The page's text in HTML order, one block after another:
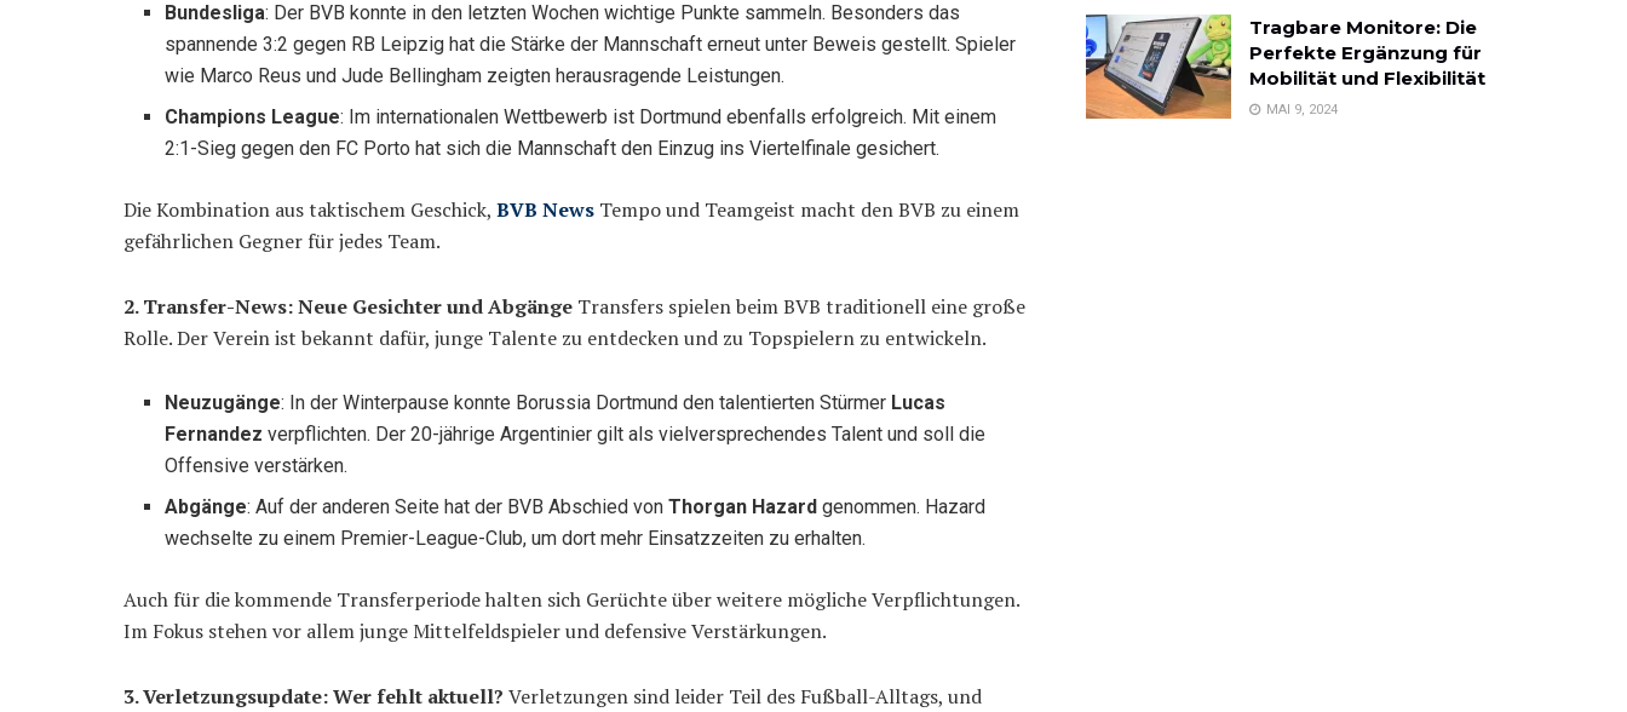
Bundesliga: Der BVB konnte in den letzten Wochen wichtige Punkte sammeln. Besonders das
spannende 3:2 gegen RB Leipzig hat die Stärke der Mannschaft erneut unter Beweis gestellt. Spieler
wie Marco Reus und Jude Bellingham zeigten herausragende Leistungen.
Champions League: Im internationalen Wettbewerb ist Dortmund ebenfalls erfolgreich. Mit einem
2:1-Sieg gegen den FC Porto hat sich die Mannschaft den Einzug ins Viertelfinale gesichert.
Die Kombination aus taktischem Geschick, BVB News Tempo und Teamgeist macht den BVB zu einem
gefährlichen Gegner für jedes Team.
2. Transfer-News: Neue Gesichter und Abgänge Transfers spielen beim BVB traditionell eine große
Rolle. Der Verein ist bekannt dafür, junge Talente zu entdecken und zu Topspielern zu entwickeln.
Neuzugänge: In der Winterpause konnte Borussia Dortmund den talentierten Stürmer Lucas
Fernandez verpflichten. Der 20-jährige Argentinier gilt als vielversprechendes Talent und soll die
Offensive verstärken.
Abgänge: Auf der anderen Seite hat der BVB Abschied vonThorgan Hazard genommen. Hazard
wechselte zu einem Premier-League-Club, um dort mehr Einsatzzeiten zu erhalten.
Auch für die kommende Transferperiode halten sich Gerüchte über weitere mögliche Verpflichtungen.
Im Fokus stehen vor allem junge Mittelfeldspieler und defensive Verstärkungen.
3. Verletzungsupdate: Wer fehlt aktuell? Verletzungen sind leider Teil des Fußball-Alltags, und
Tragbare Monitore: Die
Perfekte Ergänzung für
Mobilität und Flexibilität
MAI 9, 2024